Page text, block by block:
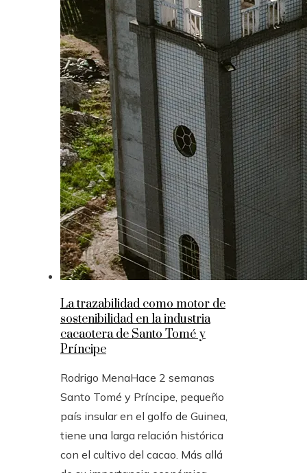
La trazabilidad como motor de
sostenibilidad en la industria
cacaotera de Santo Tomé y
Príncipe
Rodrigo MenaHace 2 semanas
Santo Tomé y Príncipe, pequeño
país insular en el golfo de Guinea,
tiene una larga relación histórica
con el cultivo del cacao. Más allá